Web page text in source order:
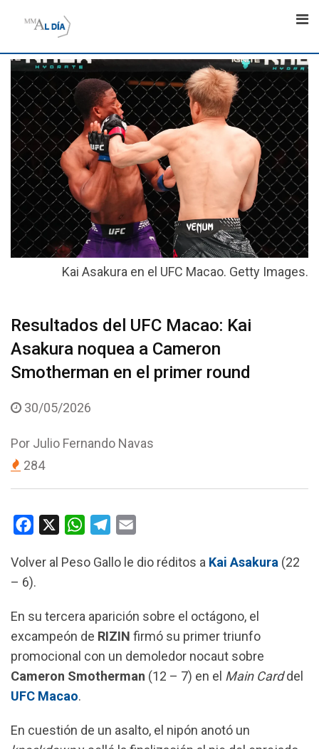
Kai Asakura en el UFC Macao. Getty Images.
Resultados del UFC Macao: Kai
Asakura noquea a Cameron
Smotherman en el primer round
30/05/2026
Por Julio Fernando Navas
284
c
e
o
o
k
W
a
A
p
p
l
r
a
m
a
Volver al Peso Gallo le dio réditos a Kai Asakura (22
– 6).
En su tercera aparición sobre el octágono, el
excampeón de RIZIN firmó su primer triunfo
promocional con un demoledor nocaut sobre
Cameron Smotherman (12 – 7) en el Main Carddel
UFC Macao.
En cuestión de un asalto, el nipón anotó un